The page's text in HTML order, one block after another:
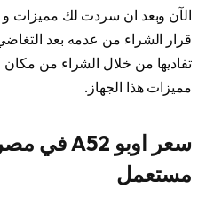
قرار الشراء من عدمه بعد
تفاديها من خلال الشراء من مكان
مميزات هذا الجهاز.
مستعمل